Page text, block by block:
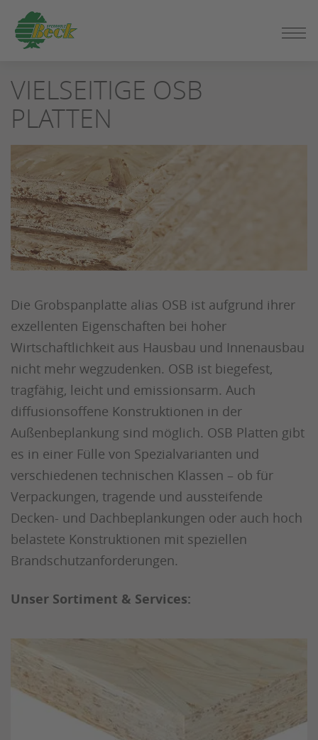
SEITENINHALT
SPRINGEN
VIELSEITIGE OSB
PLATTEN
Die Grobspanplatte alias OSB ist aufgrund ihrer
exzellenten Eigenschaften bei hoher
Wirtschaftlichkeit aus Hausbau und Innenausbau
nicht mehr wegzudenken. OSB ist biegefest,
tragfähig, leicht und emissionsarm. Auch
diffusionsoffene Konstruktionen in der
Außenbeplankung sind möglich. OSB Platten gibt
es in einer Fülle von Spezialvarianten und
verschiedenen technischen Klassen – ob für
Verpackungen, tragende und aussteifende
Decken- und Dachbeplankungen oder auch hoch
belastete Konstruktionen mit speziellen
Brandschutzanforderungen.
Unser Sortiment & Services: